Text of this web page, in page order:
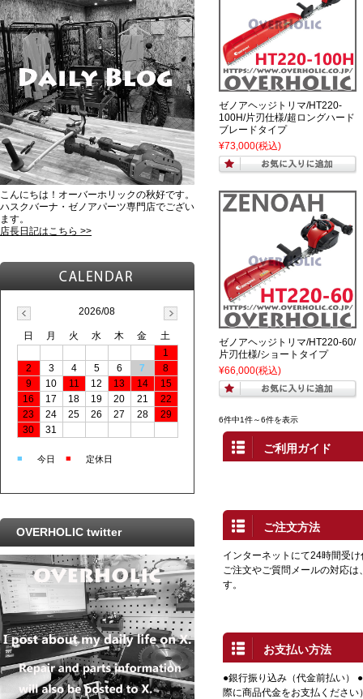
ゼノアヘッジトリマ/HT220-
100H/片刃仕様/超ロングハード
ブレードタイプ
¥73,000(税込)
ゼノアヘッジトリマ/HT220-60/
片刃仕様/ショートタイプ
¥66,000(税込)
6件中1件～6件を表示
ご利用ガイド
ご注文方法
インターネットにて24時間受
ご注文やご質問メールの対応
す。
お支払い方法
●銀行振り込み（代金前払い）
際に商品代金をお支払ください
こんにちは！オーバーホリックの秋好です。
ハスクバーナ・ゼノアパーツ専門店でござい
ます。
店長日記はこちら >>
2026/08
日 月 火 水 木 金
土
1
2
3 4 5 6 7
8
9
10 11 12 13 14
15
16
17 18 19 20 21
22
23
24 25 26 27 28
29
30
31
■ 今日 ■ 定休日
OVERHOLIC twitter